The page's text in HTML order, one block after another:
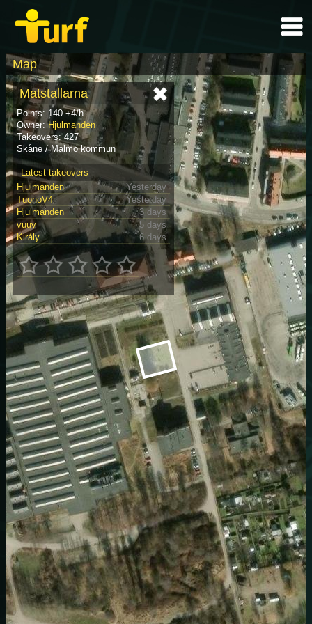
Map
Matstallarna
Points: 140 +4/h
Owner:Hjulmanden
Takeovers: 427
Skåne / Malmö kommun
Latest takeovers
Hjulmanden
Yesterday
TuonoV4
Yesterday
Hjulmanden
3 days
vuuv
5 days
Király
6 days